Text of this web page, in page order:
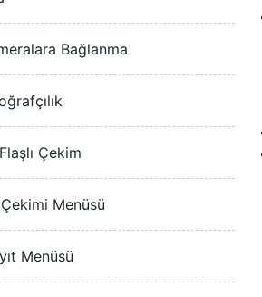
Bağlanma
Çekim
Menüsü
Menüsü